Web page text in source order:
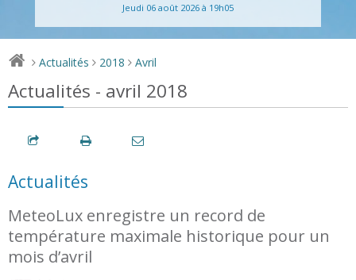
Jeudi 06 août 2026 à 19h05
> Actualités > 2018 > Avril
Actualités - avril 2018
Actualités
MeteoLux enregistre un record de
température maximale historique pour un
mois d’avril